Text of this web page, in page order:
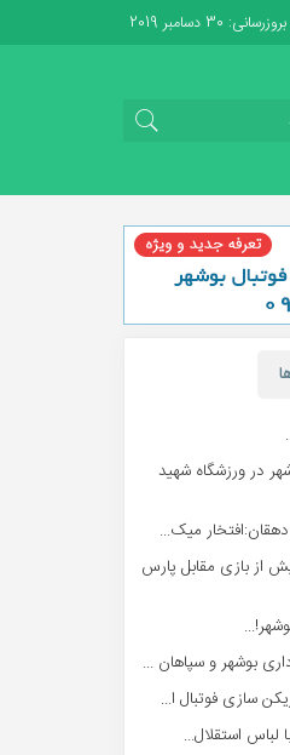
30 دسامبر 2019
در ورزشگاه شهید
دهقان:افتخار میک...
از بازی مقابل پارس
بوشهر و سپاهان ...
سازی فوتبال ا...
لباس استقلال...